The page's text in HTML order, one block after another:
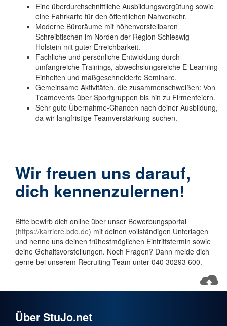
Eine überdurchschnittliche Ausbildungsvergütung sowie
eine Fahrkarte für den öffentlichen Nahverkehr.
Moderne Büroräume mit höhenverstellbaren
Schreibtischen im Norden der Region Schleswig-
Holstein mit guter Erreichbarkeit.
Fachliche und persönliche Entwicklung durch
umfangreiche Trainings, abwechslungsreiche E-Learning
Einheiten und maßgeschneiderte Seminare.
Gemeinsame Aktivitäten, die zusammenschweißen: Von
Teamevents über Sportgruppen bis hin zu Firmenfeiern.
Sehr gute Übernahme-Chancen nach deiner Ausbildung,
da wir langfristige Teamverstärkung suchen.
--------------------------------------------------------------------------------
-------------------------------------------------------
Wir freuen uns darauf,
dich kennenzulernen!
Bitte bewirb dich online über unser Bewerbungsportal
(https://karriere.bdo.de) mit deinen vollständigen Unterlagen
und nenne uns deinen frühestmöglichen Eintrittstermin sowie
deine Gehaltsvorstellungen. Noch Fragen? Dann melde dich
gerne bei unserem Recruiting Team unter 040 30293 600.
Über StuJo.net